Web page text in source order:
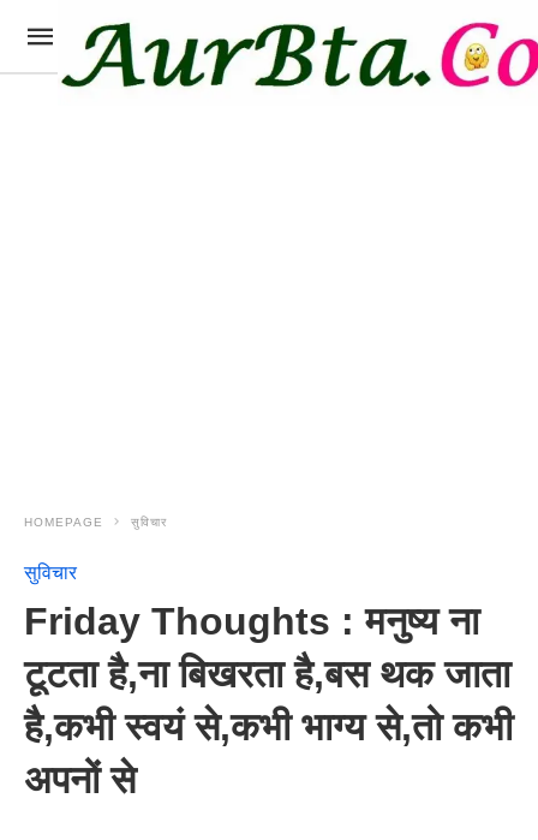
HOMEPAGE सुविचार
सुविचार
Friday Thoughts : मनुष्य ना
टूटता है,ना बिखरता है,बस थक जाता
है,कभी स्वयं से,कभी भाग्य से,तो कभी
अपनों से